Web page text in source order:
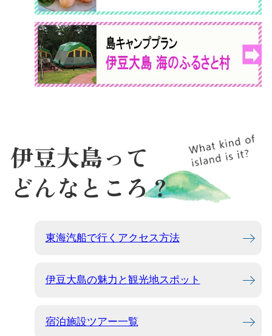
伊豆大島って
どんなところ？
東海汽船で行くアクセス方法
伊豆大島の魅力と観光地スポット
宿泊施設ツアー一覧